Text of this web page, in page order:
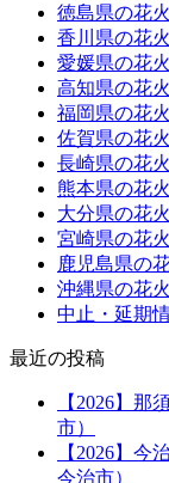
徳島県の花
香川県の花
愛媛県の花
高知県の花
福岡県の花
佐賀県の花
長崎県の花
熊本県の花
大分県の花
宮崎県の花
鹿児島県の
沖縄県の花
中止・延期
最近の投稿
【2026】那
市）
【2026】今
今治市）